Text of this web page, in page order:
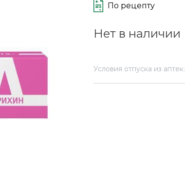
По рецепту
Нет в наличии
Условия отпуска из аптек: